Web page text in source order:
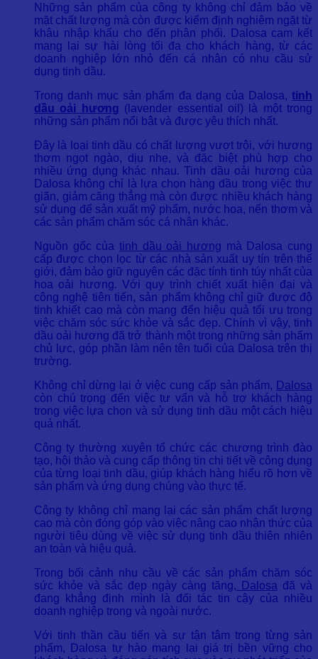
Những sản phẩm của công ty không chỉ đảm bảo về
mặt chất lượng mà còn được kiểm định nghiêm ngặt từ
khâu nhập khẩu cho đến phân phối. Dalosa cam kết
mang lại sự hài lòng tối đa cho khách hàng, từ các
doanh nghiệp lớn nhỏ đến cá nhân có nhu cầu sử
dụng tinh dầu.
Trong danh mục sản phẩm đa dạng của Dalosa, tinh
dầu oải hương (lavender essential oil) là một trong
những sản phẩm nổi bật và được yêu thích nhất.
Đây là loại tinh dầu có chất lượng vượt trội, với hương
thơm ngọt ngào, dịu nhẹ, và đặc biệt phù hợp cho
nhiều ứng dụng khác nhau. Tinh dầu oải hương của
Dalosa không chỉ là lựa chọn hàng đầu trong việc thư
giãn, giảm căng thẳng mà còn được nhiều khách hàng
sử dụng để sản xuất mỹ phẩm, nước hoa, nến thơm và
các sản phẩm chăm sóc cá nhân khác.
Nguồn gốc của tinh dầu oải hương mà Dalosa cung
cấp được chọn lọc từ các nhà sản xuất uy tín trên thế
giới, đảm bảo giữ nguyên các đặc tính tinh túy nhất của
hoa oải hương. Với quy trình chiết xuất hiện đại và
công nghệ tiên tiến, sản phẩm không chỉ giữ được độ
tinh khiết cao mà còn mang đến hiệu quả tối ưu trong
việc chăm sóc sức khỏe và sắc đẹp. Chính vì vậy, tinh
dầu oải hương đã trở thành một trong những sản phẩm
chủ lực, góp phần làm nên tên tuổi của Dalosa trên thị
trường.
Không chỉ dừng lại ở việc cung cấp sản phẩm, Dalosa
còn chú trọng đến việc tư vấn và hỗ trợ khách hàng
trong việc lựa chọn và sử dụng tinh dầu một cách hiệu
quả nhất.
Công ty thường xuyên tổ chức các chương trình đào
tạo, hội thảo và cung cấp thông tin chi tiết về công dụng
của từng loại tinh dầu, giúp khách hàng hiểu rõ hơn về
sản phẩm và ứng dụng chúng vào thực tế.
Công ty không chỉ mang lại các sản phẩm chất lượng
cao mà còn đóng góp vào việc nâng cao nhận thức của
người tiêu dùng về việc sử dụng tinh dầu thiên nhiên
an toàn và hiệu quả.
Trong bối cảnh nhu cầu về các sản phẩm chăm sóc
sức khỏe và sắc đẹp ngày càng tăng, Dalosa đã và
đang khẳng định mình là đối tác tin cậy của nhiều
doanh nghiệp trong và ngoài nước.
Với tinh thần cầu tiến và sự tận tâm trong từng sản
phẩm, Dalosa tự hào mang lại giá trị bền vững cho